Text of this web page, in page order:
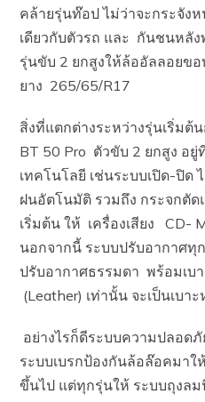
คล้ายรุ่นท๊อป ไม่ว่าจะกระจัง
เดียวกับตัวรถ และ กันชนหลั
รุ่นขับ 2 ยกสูงให้ล้ออัลลอยข
ยาง 265/65/R17
สิ่งที่แตกต่างระหว่างรุ่นเริ่ม
BT 50 Pro ตัวขับ 2 ยกสูง อยู่
เทคโนโลยี เช่นระบบเปิด-ปิด
ฝนอัตโนมัติ รวมถึง กระจกตัด
เริ่มต้น ให้ เครื่องเสียง CD-
นอกจากนี้ ระบบปรับอากาศทุ
ปรับอากาศธรรมดา พร้อมเบ
(Leather) เท่านั้น จะเป็นเบ
อย่างไรก็ดีระบบความปลอด
ระบบเบรกป้องกันล้อล๊อคมาใ
ขึ้นไป แต่ทุกรุ่นให้ ระบบถุงล